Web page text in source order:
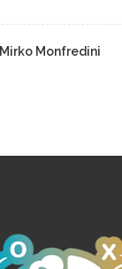
Mirko Monfredini